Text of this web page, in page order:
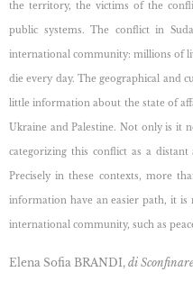
the territory, the victims of the
public systems. The conflict in
international community: millions of
die every day. The geographical and
little information about the state of
Ukraine and Palestine. Not only is it
categorizing this conflict as a
Precisely in these contexts, more
information have an easier path, it
international community, such as
Elena Sofia BRANDI, di Sconfinare